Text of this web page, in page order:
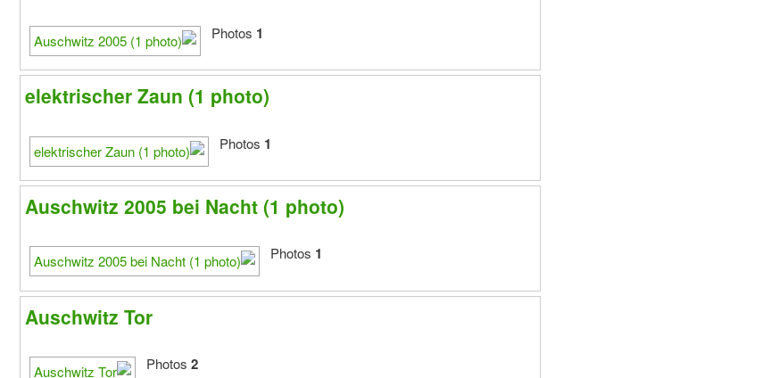
1
elektrischer Zaun (1 photo)
1
Auschwitz 2005 bei Nacht (1 photo)
1
Auschwitz Tor
2